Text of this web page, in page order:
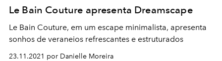
Le Bain Couture apresenta Dreamscape
Le Bain Couture, em um escape minimalista, apresenta
sonhos de veraneios refrescantes e estruturados
23.11.2021 por Danielle Moreira